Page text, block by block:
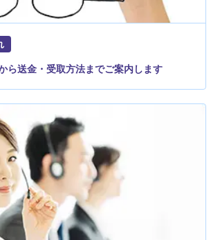
ら送金・受取方法までご案内します